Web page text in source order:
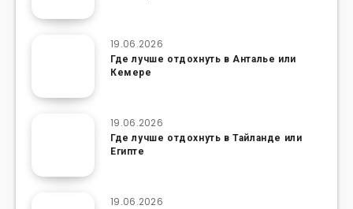
19.06.2026
Где лучше отдохнуть в Анталье или
Кемере
19.06.2026
Где лучше отдохнуть в Тайланде или
Египте
19.06.2026